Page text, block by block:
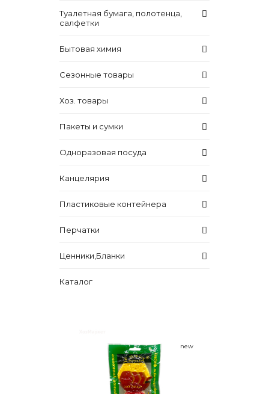
Туалетная бумага, полотенца,
салфетки
Бытовая химия
Сезонные товары
Хоз. товары
Пакеты и сумки
Одноразовая посуда
Канцелярия
Пластиковые контейнера
Перчатки
Ценники,Бланки
Каталог
new